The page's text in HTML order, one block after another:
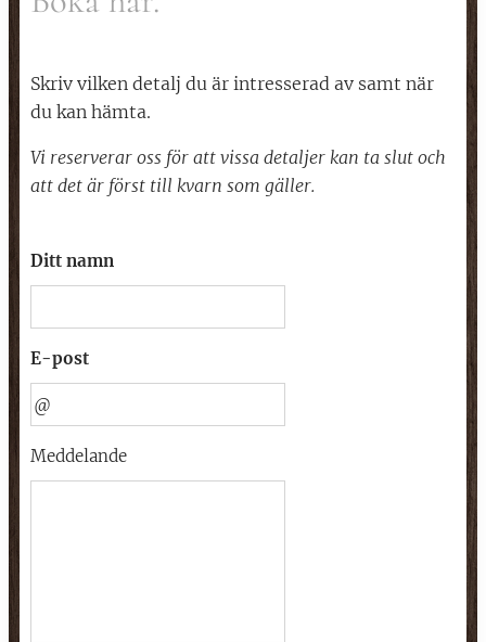
Skriv vilken detalj du är intresserad av samt när
du kan hämta.
Vi reserverar oss för att vissa detaljer kan ta slut och
att det är först till kvarn som gäller.
Ditt namn
E-post
Meddelande